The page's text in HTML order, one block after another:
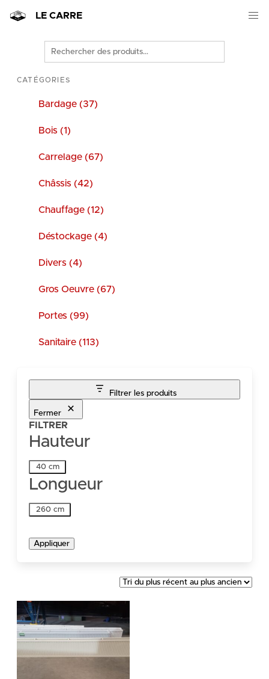
LE CARRE
Rechercher
des
produits
CATÉGORIES
Bardage (37)
Bois (1)
Carrelage (67)
Châssis (42)
Chauffage (12)
Déstockage (4)
Divers (4)
Gros Oeuvre (67)
Portes (99)
Sanitaire (113)
Filtrer les produits
Fermer
FILTRER
Hauteur
Hauteur
40 cm
Longueur
Longueur
260 cm
Appliquer